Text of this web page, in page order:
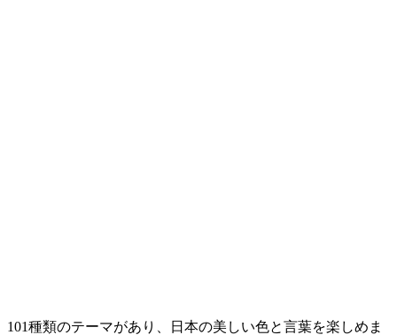
101種類のテーマがあり、日本の美しい色と言葉を楽しめま